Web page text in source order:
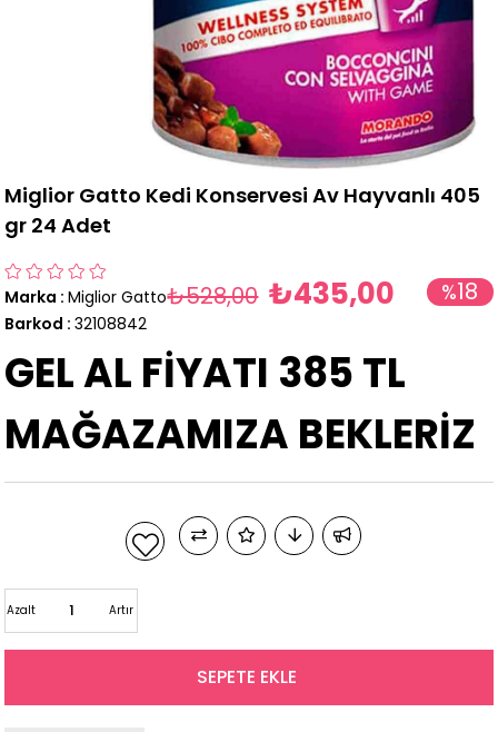
Miglior Gatto Kedi Konservesi Av Hayvanlı 405
gr 24 Adet
Marka : Miglior Gatto %18
₺528,00 ₺435,00
Barkod : 32108842
GEL AL FİYATI 385 TL
MAĞAZAMIZA BEKLERİZ
Artır
Azalt